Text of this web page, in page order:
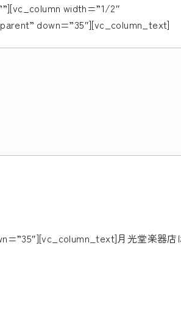
width=”1/2″
down=”35″][vc_column_text]
月光堂楽器店